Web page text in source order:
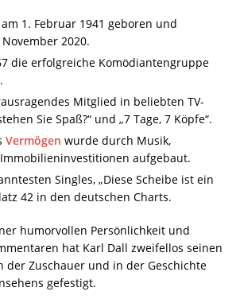
1. Februar 1941 geboren und
2020.
die erfolgreiche Komödiantengruppe
Mitglied in beliebten TV-
Sie Spaß?“ und „7 Tage, 7 Köpfe“.
Vermögen wurde durch Musik,
aufgebaut.
Singles, „Diese Scheibe ist ein
42 in den deutschen Charts.
humorvollen Persönlichkeit und
hat Karl Dall zweifellos seinen
der Zuschauer und in der Geschichte
gefestigt.